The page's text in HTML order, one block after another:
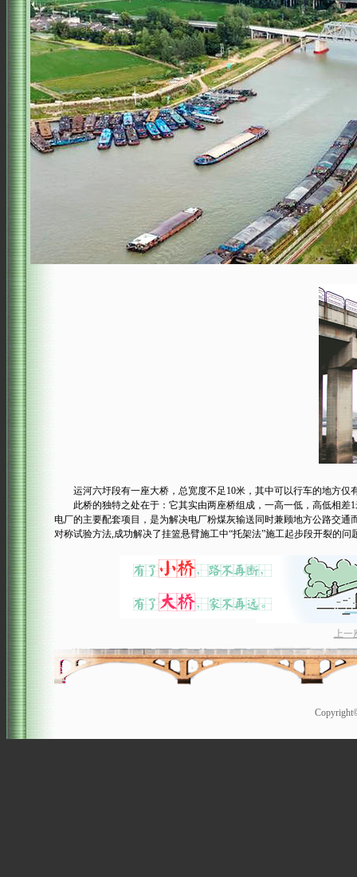
运河六圩段有一座大桥，总宽度不足10米，其中可以行车的地方仅
此桥的独特之处在于：它其实由两座桥组成，一高一低，高低相差1
电厂的主要配套项目，是为解决电厂粉煤灰输送同时兼顾地方公路交
对称试验方法,成功解决了挂篮悬臂施工中“托架法”施工起步段开裂的
上一